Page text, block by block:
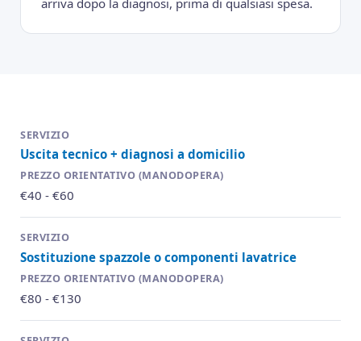
Uscita tecnico + diagnosi a domicilio
€40 - €60
Sostituzione spazzole o componenti lavatrice
€80 - €130